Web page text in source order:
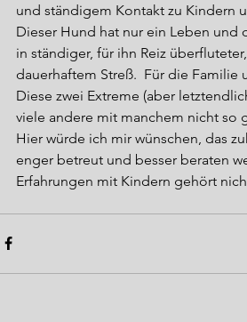
und ständigem Kontakt zu Kindern
Dieser Hund hat nur ein Leben und
in ständiger, für ihn Reiz
dauerhaftem Streß.  Für die Familie
Diese zwei Extreme (aber
viele andere mit manchem nicht so
Hier würde ich mir wünschen, das
enger betreut und besser beraten
Erfahrungen mit Kindern gehört